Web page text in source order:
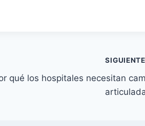
SIGUIENTE
qué los hospitales necesitan